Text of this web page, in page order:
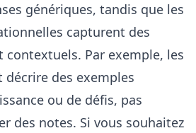
génériques, tandis que les
capturent des
contextuels. Par exemple, les
décrire des exemples
ou de défis, pas
des notes. Si vous souhaitez